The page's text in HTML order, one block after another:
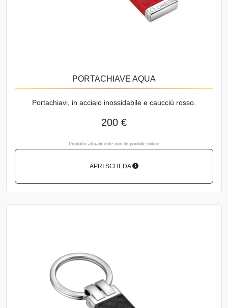
PORTACHIAVE AQUA
Portachiavi, in acciaio inossidabile e caucciù rosso.
200 €
Prodotto attualmente non disponibile online
APRI SCHEDA